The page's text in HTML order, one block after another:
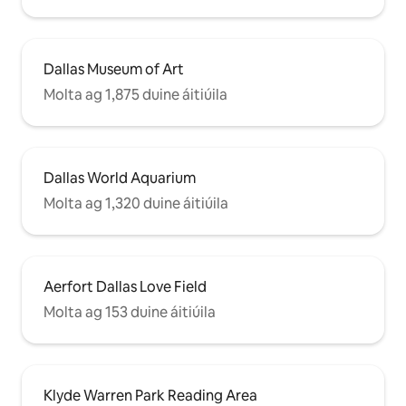
Dallas Museum of Art
Molta ag 1,875 duine áitiúila
Dallas World Aquarium
Molta ag 1,320 duine áitiúila
Aerfort Dallas Love Field
Molta ag 153 duine áitiúila
Klyde Warren Park Reading Area